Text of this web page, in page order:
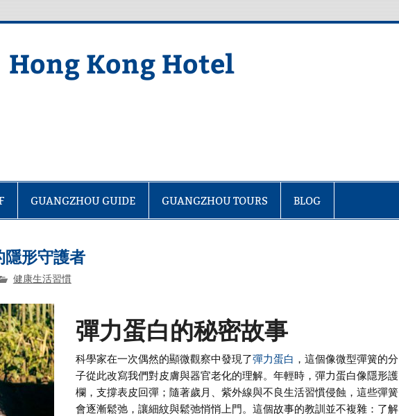
Hong Kong Hotel
GUANGZHOU GUIDE GUANGZHOU TOURS BLOG
形守護者
健康生活習慣
彈力蛋白的秘密故事
科學家在一次偶然的顯微觀察中發現了彈力蛋白 ，這個像微型彈簧的分
子從此改寫我們對皮膚與器官老化的理解。年輕時，彈力蛋白像隱形護
欄，支撐表皮回彈；隨著歲月、紫外線與不良生活習慣侵蝕，這些彈簧
會逐漸鬆弛，讓細紋與鬆弛悄悄上門。這個故事的教訓並不複雜：了解